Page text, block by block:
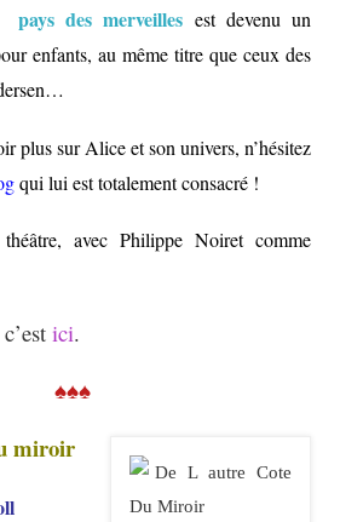
pays des merveilles est devenu un
enfants, au même titre que ceux des
plus sur Alice et son univers, n’hésitez
qui lui est totalement consacré !
avec Philippe Noiret comme
ici.
♠♠♠
miroir